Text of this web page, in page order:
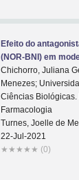
Efeito do
(NOR-BNI) em
Chichorro, Juliana
Menezes;
Ciências
Farmacologia
Turnes, Joelle de
22-Jul-2021
★ ★ ★ ★ ★ (0)